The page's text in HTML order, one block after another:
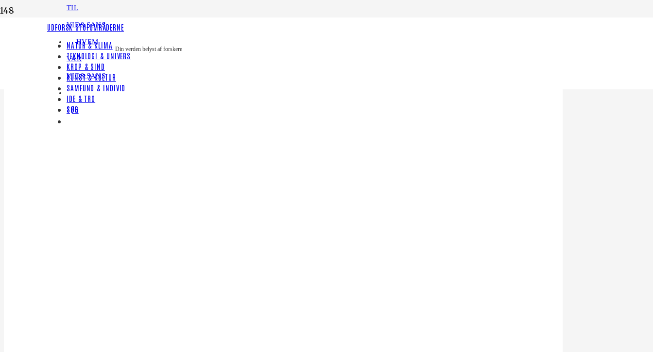
TIL
VID&SANS
HVEM
VAR
VID&SANS
Din verden belyst af forskere
UDFORSK STOFOMRÅDERNE
NATUR & KLIMA
TEKNOLOGI & UNIVERS
KROP & SIND
KUNST & KULTUR
SAMFUND & INDIVID
IDE & TRO
SØG